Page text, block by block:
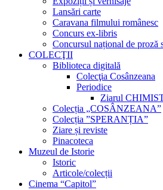
Lansări carte
Caravana filmului românesc
Concurs ex-libris
Concursul național de proză
COLECŢII
Biblioteca digitală
Colecţia Cosânzeana
Periodice
Ziarul
Colecția „COSÂNZEANA”
Colecția ”SPERANȚIA”
Ziare și reviste
Pinacoteca
Muzeul de Istorie
Istoric
Articole/colecții
Cinema “Capitol”